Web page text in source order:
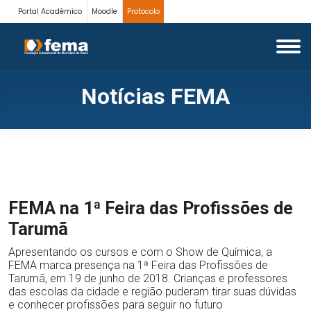
Portal Acadêmico Moodle Protocolo
Notícias FEMA
FEMA na 1ª Feira das Profissões de
Tarumã
Apresentando os cursos e com o Show de Química, a
FEMA marca presença na 1ª Feira das Profissões de
Tarumã, em 19 de junho de 2018. Crianças e professores
das escolas da cidade e região puderam tirar suas dúvidas
e conhecer profissões para seguir no futuro